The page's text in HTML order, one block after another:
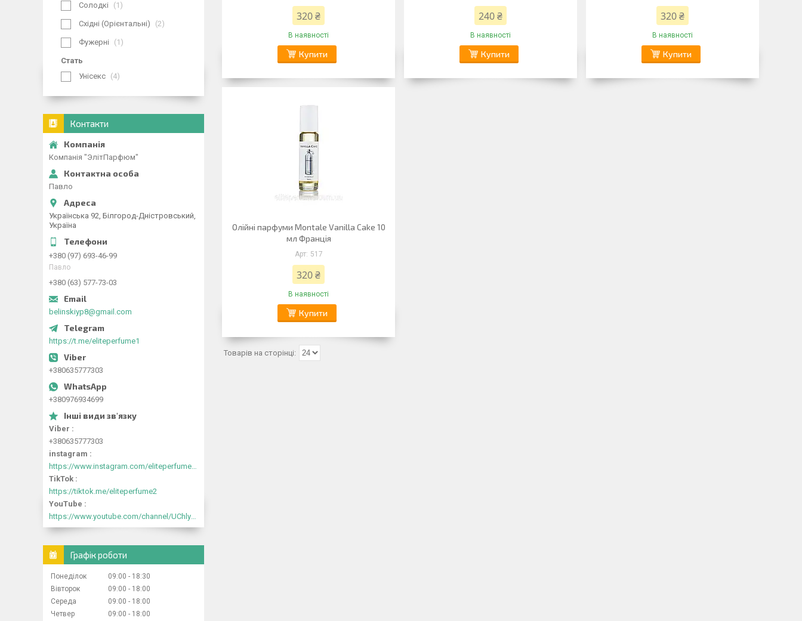
320 ₴
В наявності
Купити
240 ₴
В наявності
Купити
320 ₴
В наявності
Купити
Олійні парфуми Montale Vanilla Cake 10
мл Франція
517
320 ₴
В наявності
Купити
Солодкі 1
Східні (Орієнтальні) 2
Фужерні 1
Стать
Унісекс
4
Контакти
Компанія "ЭлітПарфюм"
Павло
Українська 92, Білгород-Дністровський,
Україна
+380 (97) 693-46-99
Павло
+380 (63) 577-73-03
belinskiyp8@gmail.com
https://t.me/eliteperfume1
+380635777303
+380976934699
Viber
+380635777303
instagram
https://www.instagram.com/eliteperfume2030/
TikTok
https://tiktok.me/eliteperfume2
YouTube
https://www.youtube.com/channel/UChlyrHV155UsxbND9N3hYJA
Графік роботи
Понеділок 09:00
18:30
Вівторок
09:00
18:00
Середа
09:00
18:00
Четвер
09:00 18:00